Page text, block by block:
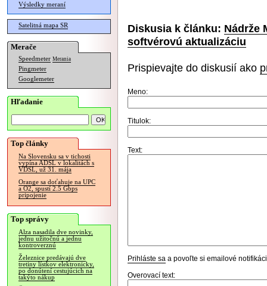
Výsledky meraní
Satelitná mapa SR
Merače
Speedmeter Merania
Pingmeter
Googlemeter
Hľadanie
Top články
Na Slovensku sa v tichosti
vypína ADSL v lokalitách s
VDSL, už 31. mája
Orange sa doťahuje na UPC
a O2, spustí 2.5 Gbps
pripojenie
Top správy
Alza nasadila dve novinky,
jednu užitočnú a jednu
kontroverznú
Železnice predávajú dve
tretiny lístkov elektronicky,
po donútení cestujúcich na
takýto nákup
Diskusia k článku: Nádrže
softvérovú aktualizáciu
Prispievajte do diskusií ako
Meno:
Titulok:
Text:
Prihláste sa a povoľte si emailové
Overovací text: